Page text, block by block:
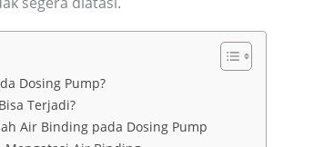
Dosing Pump?
Terjadi?
Air Binding pada Dosing Pump